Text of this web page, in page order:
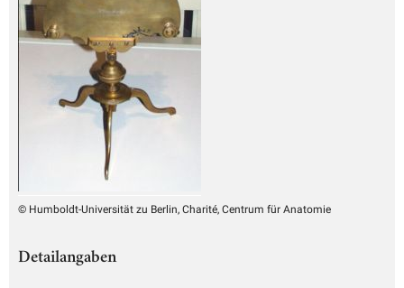
© Humboldt-Universität zu Berlin, Charité, Centrum für Anatomie
Detailangaben